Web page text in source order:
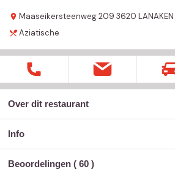
Maaseikersteenweg 209 3620 LANAKEN
Aziatische
Over dit restaurant
Info
Beoordelingen ( 60 )